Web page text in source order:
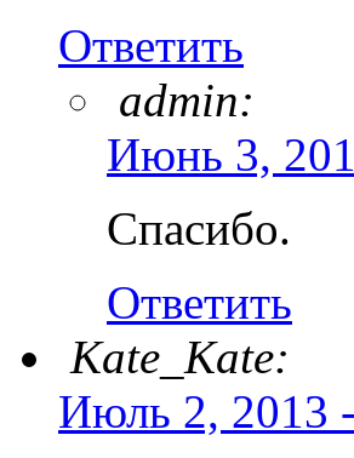
Ответить
admin:
Июнь 3,
Спасибо.
Ответить
Kate_Kate:
Июль 2, 2013